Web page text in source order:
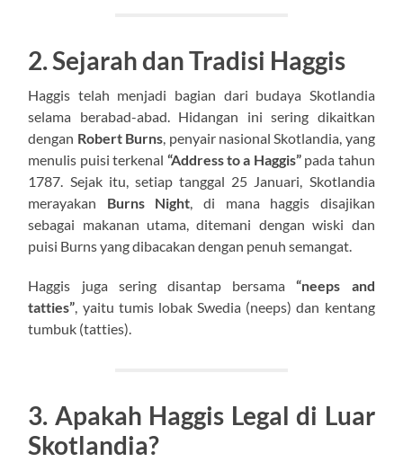
2. Sejarah dan Tradisi Haggis
Haggis telah menjadi bagian dari budaya Skotlandia
selama berabad-abad. Hidangan ini sering dikaitkan
dengan Robert Burns, penyair nasional Skotlandia, yang
menulis puisi terkenal “Address to a Haggis”pada tahun
1787. Sejak itu, setiap tanggal 25 Januari, Skotlandia
merayakan Burns Night, di mana haggis disajikan
sebagai makanan utama, ditemani dengan wiski dan
puisi Burns yang dibacakan dengan penuh semangat.
Haggis juga sering disantap bersama“neeps and
tatties”, yaitu tumis lobak Swedia (neeps) dan kentang
tumbuk (tatties).
3. Apakah Haggis Legal di Luar
Skotlandia?